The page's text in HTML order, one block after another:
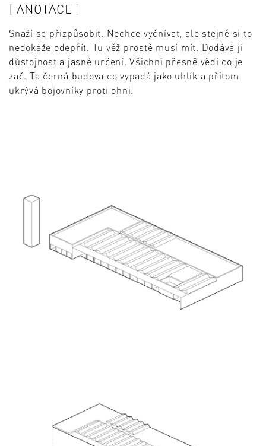
ANOTACE
Snaží se přizpůsobit. Nechce vyčnívat, ale stejně si to
nedokáže odepřít. Tu věž prostě musí mít. Dodává jí
důstojnost a jasné určení. Všichni přesně vědí co je
zač. Ta černá budova co vypadá jako uhlík a přitom
ukrývá bojovníky proti ohni.